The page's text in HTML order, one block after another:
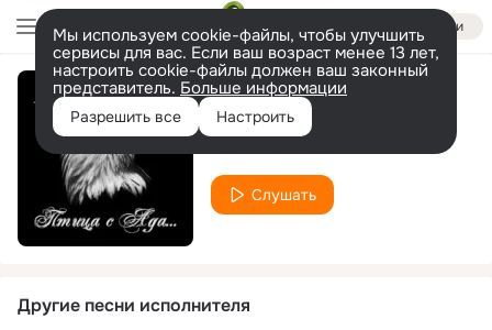
Войти
Мы используем cookie-файлы, чтобы улучшить
сервисы для вас. Если ваш возраст менее 13 лет,
настроить cookie-файлы должен ваш законный
представитель. Больше информации
Разрешить все Настроить
Птица с Ада..
Слушать
Другие песни исполнителя